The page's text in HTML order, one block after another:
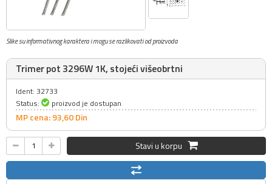
Slike su informativnog karaktera i mogu se razlikovati od proizvoda
Trimer pot 3296W 1K, stojeći višeobrtni
Ident: 32733
Status:
proizvod je dostupan
MP cena: 93,60Din
Stavi u korpu